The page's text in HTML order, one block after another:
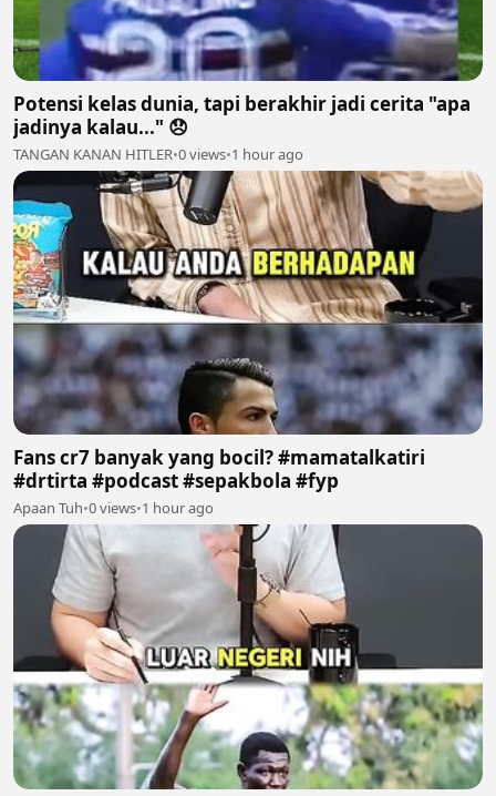
Potensi kelas dunia, tapi berakhir jadi cerita "apa
jadinya kalau..." 😞
TANGAN KANAN HITLER•0 views•1 hour ago
Fans cr7 banyak yang bocil? #mamatalkatiri
#drtirta #podcast #sepakbola #fyp
Apaan Tuh•0 views•1 hour ago